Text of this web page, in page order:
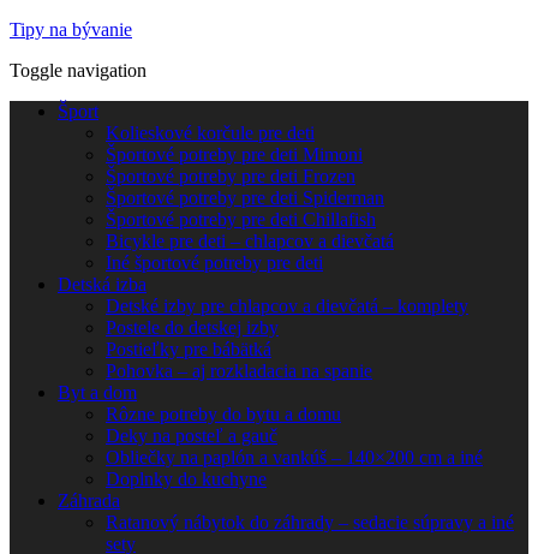
Tipy na bývanie
Toggle navigation
Šport
Kolieskové korčule pre deti
Športové potreby pre deti Mimoni
Športové potreby pre deti Frozen
Športové potreby pre deti Spiderman
Športové potreby pre deti Chillafish
Bicykle pre deti – chlapcov a dievčatá
Iné športové potreby pre deti
Detská izba
Detské izby pre chlapcov a dievčatá – komplety
Postele do detskej izby
Postieľky pre bábätká
Pohovka – aj rozkladacia na spanie
Byt a dom
Rôzne potreby do bytu a domu
Deky na posteľ a gauč
Obliečky na paplón a vankúš – 140×200 cm a iné
Doplnky do kuchyne
Záhrada
Ratanový nábytok do záhrady – sedacie súpravy a iné
sety